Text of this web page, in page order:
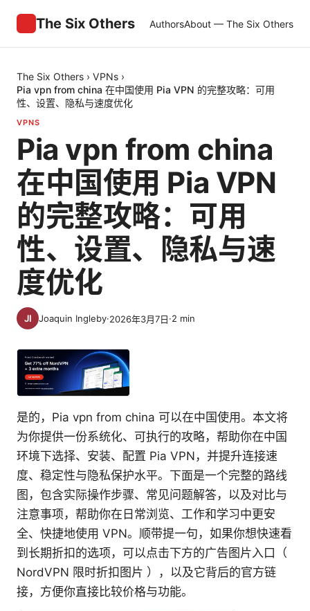
The Six Others AuthorsAbout — The Six Others
The Six Others › VPNs ›
Pia vpn from china 在中国使用 Pia VPN 的完整攻略：可用
性、设置、隐私与速度优化
VPNS
Pia vpn from china
在中国使用 Pia VPN
的完整攻略：可用
性、设置、隐私与速
度优化
Joaquin Ingleby·2026年3月7日·2 min
是的，Pia vpn from china 可以在中国使用。本文将
为你提供一份系统化、可执行的攻略，帮助你在中国
环境下选择、安装、配置 Pia VPN，并提升连接速
度、稳定性与隐私保护水平。下面是一个完整的路线
图，包含实际操作步骤、常见问题解答，以及对比与
注意事项，帮助你在日常浏览、工作和学习中更安
全、快捷地使用 VPN。顺带提一句，如果你想快速看
到长期折扣的选项，可以点击下方的广告图片入口（
NordVPN 限时折扣图片 ），以及它背后的官方链
接，方便你直接比较价格与功能。